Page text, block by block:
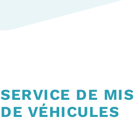
SERVICE DE
DE VÉHICULES